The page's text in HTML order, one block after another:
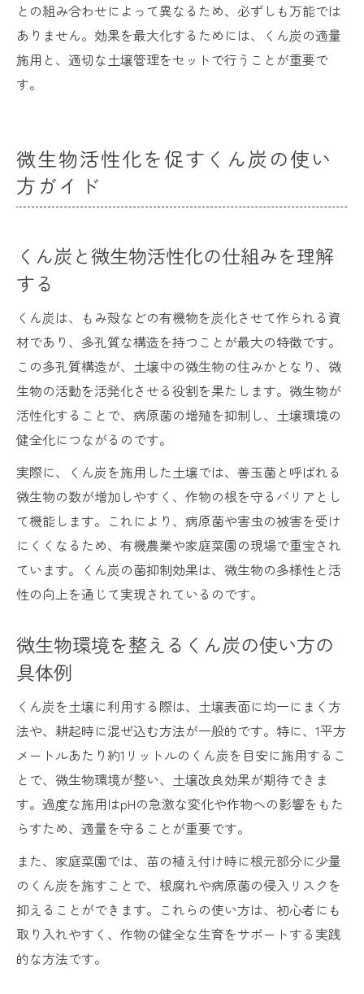
との組み合わせによって異なるため、必ずしも万能では
ありません。効果を最大化するためには、くん炭の適量
施用と、適切な土壌管理をセットで行うことが重要で
す。
微生物活性化を促すくん炭の使い
方ガイド
くん炭と微生物活性化の仕組みを理解
する
くん炭は、もみ殻などの有機物を炭化させて作られる資
材であり、多孔質な構造を持つことが最大の特徴です。
この多孔質構造が、土壌中の微生物の住みかとなり、微
生物の活動を活発化させる役割を果たします。微生物が
活性化することで、病原菌の増殖を抑制し、土壌環境の
健全化につながるのです。
実際に、くん炭を施用した土壌では、善玉菌と呼ばれる
微生物の数が増加しやすく、作物の根を守るバリアとし
て機能します。これにより、病原菌や害虫の被害を受け
にくくなるため、有機農業や家庭菜園の現場で重宝され
ています。くん炭の菌抑制効果は、微生物の多様性と活
性の向上を通じて実現されているのです。
微生物環境を整えるくん炭の使い方の
具体例
くん炭を土壌に利用する際は、土壌表面に均一にまく方
法や、耕起時に混ぜ込む方法が一般的です。特に、1平方
メートルあたり約1リットルのくん炭を目安に施用するこ
とで、微生物環境が整い、土壌改良効果が期待できま
す。過度な施用はpHの急激な変化や作物への影響をもた
らすため、適量を守ることが重要です。
また、家庭菜園では、苗の植え付け時に根元部分に少量
のくん炭を施すことで、根腐れや病原菌の侵入リスクを
抑えることができます。これらの使い方は、初心者にも
取り入れやすく、作物の健全な生育をサポートする実践
的な方法です。